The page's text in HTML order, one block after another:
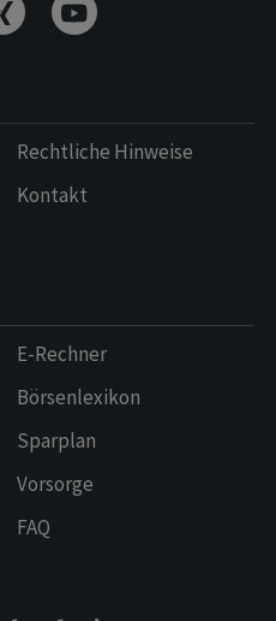
Rechtliche Hinweise
Kontakt
E-Rechner
Börsenlexikon
Sparplan
Vorsorge
FAQ